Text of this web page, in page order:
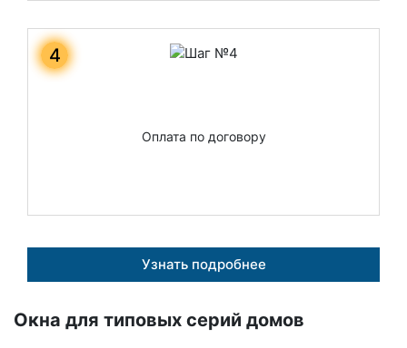
Оплата по договору
4
Узнать подробнее
Окна для типовых серий домов